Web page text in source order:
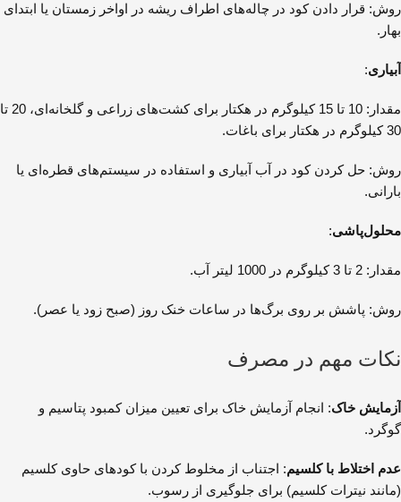
روش: قرار دادن کود در چاله‌های اطراف ریشه در اواخر زمستان یا ابتدای
بهار.
آبیاری:
مقدار: 10 تا 15 کیلوگرم در هکتار برای کشت‌های زراعی و گلخانه‌ای، 20 تا
30 کیلوگرم در هکتار برای باغات.
روش: حل کردن کود در آب آبیاری و استفاده در سیستم‌های قطره‌ای یا
بارانی.
محلول‌پاشی:
مقدار: 2 تا 3 کیلوگرم در 1000 لیتر آب.
روش: پاشش بر روی برگ‌ها در ساعات خنک روز (صبح زود یا عصر).
نکات مهم در مصرف
آزمایش خاک: انجام آزمایش خاک برای تعیین میزان کمبود پتاسیم و
گوگرد.
عدم اختلاط با کلسیم: اجتناب از مخلوط کردن با کودهای حاوی کلسیم
(مانند نیترات کلسیم) برای جلوگیری از رسوب.